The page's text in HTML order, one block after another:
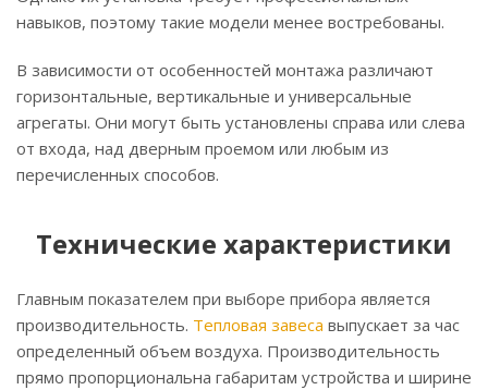
навыков, поэтому такие модели менее востребованы.
В зависимости от особенностей монтажа различают
горизонтальные, вертикальные и универсальные
агрегаты. Они могут быть установлены справа или слева
от входа, над дверным проемом или любым из
перечисленных способов.
Технические характеристики
Главным показателем при выборе прибора является
производительность. Тепловая завеса выпускает за час
определенный объем воздуха. Производительность
прямо пропорциональна габаритам устройства и ширине